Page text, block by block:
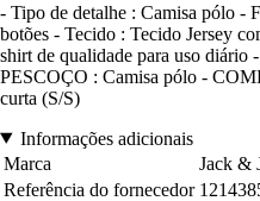
- Tipo de detalhe : Camisa pólo -
botões - Tecido : Tecido Jersey
shirt de qualidade para uso
PESCOÇO : Camisa pólo -
curta (S/S)
Informações adicionais
Marca
Jack &
Referência do fornecedor